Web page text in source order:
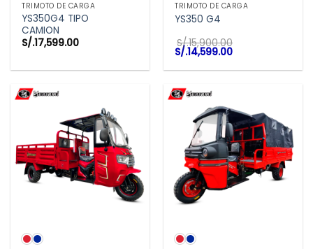
TRIMOTO DE CARGA
YS350G4 TIPO
CAMION
S/.17,599.00
TRIMOTO DE CARGA
YS350 G4
S/.15,900.00
El
precio
original
S/.15,900.00.
S/.14,599.00El
actual